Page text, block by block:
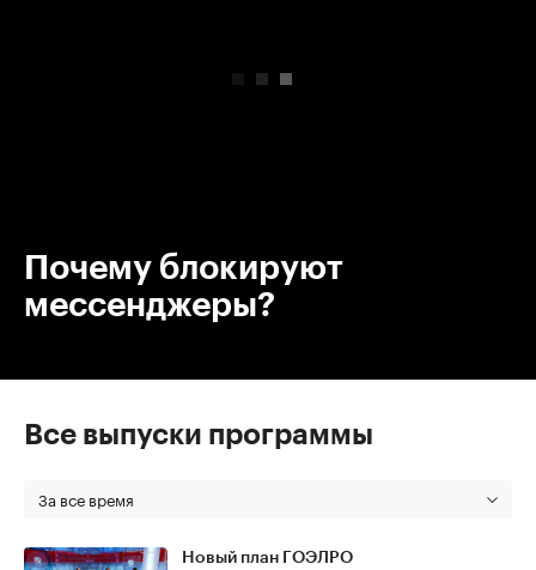
Почему блокируют
мессенджеры?
Все выпуски программы
За все время
Новый план ГОЭЛРО